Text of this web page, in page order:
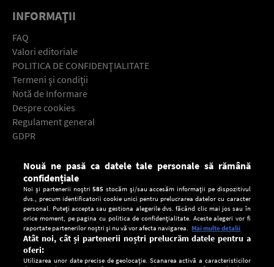
INFORMAŢII
FAQ
Valori editoriale
POLITICA DE CONFIDENŢIALITATE
Termeni şi condiţii
Notă de Informare
Despre cookies
Regulament general
GDPR
Descarcă gratuit aplicaţia Europa FM pentru smartphone:
Nouă ne pasă ca datele tale personale să rămână
confidențiale
Noi și partenerii noștri585 stocăm și/sau accesăm informații pe dispozitivul
dvs., precum identificatorii cookie unici pentru prelucrarea datelor cu caracter
personal. Puteți accepta sau gestiona alegerile dvs. făcând clic mai jos sau în
orice moment, pe pagina cu politica de confidențialitate. Aceste alegeri vor fi
raportate partenerilor noștri și nu vă vor afecta navigarea. Mai multe detalii
Atât noi, cât și partenerii noștri prelucrăm datele pentru a
oferi:
Utilizarea unor date precise de geolocație. Scanarea activă a caracteristicilor